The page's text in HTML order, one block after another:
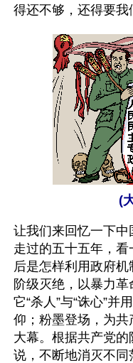
得还不够，还得要我
(
让我们来回忆一下
走过的五十五年，
后是怎样利用政府
阶级灭绝，以暴力革
它“杀人”与“诛心”并
仰；粉墨登场，为共
大幕。根据共产党
说，不断地消灭不同